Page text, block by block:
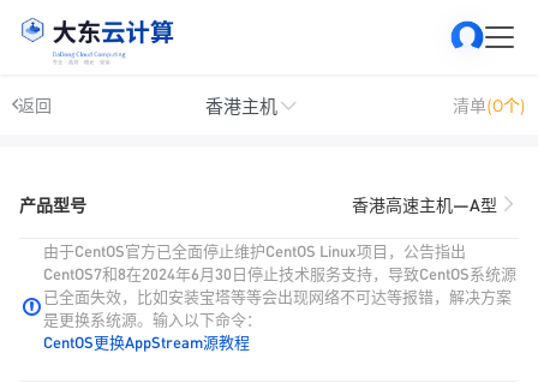
返回 香港主机 清单(0个)
产品型号 香港高速主机—A型
由于CentOS官方已全面停止维护CentOS Linux项目，公告指出
CentOS7和8在2024年6月30日停止技术服务支持，导致CentOS系统源
已全面失效，比如安装宝塔等等会出现网络不可达等报错，解决方案
是更换系统源。输入以下命令：
CentOS更换AppStream源教程